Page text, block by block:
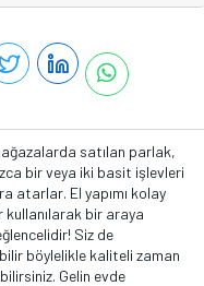
satılan parlak,
bir veya iki basit işlevleri
atarlar. El yapımı kolay
bir araya
Siz de
böylelikle kaliteli zaman
Gelin evde